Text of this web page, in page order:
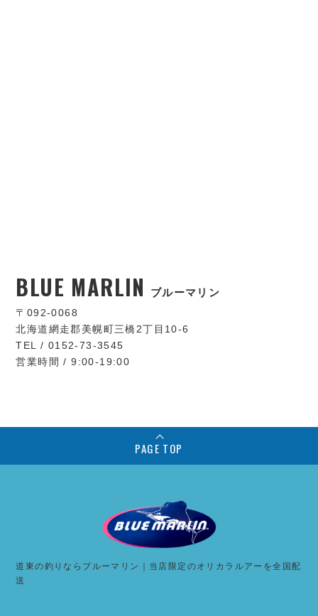
BLUE MARLIN ブルーマリン
〒092-0068
北海道網走郡美幌町三橋2丁目10-6
TEL / 0152-73-3545
営業時間 / 9:00-19:00
PAGE TOP
道東の釣りならブルーマリン｜当店限定のオリカラルアーを全国配
送